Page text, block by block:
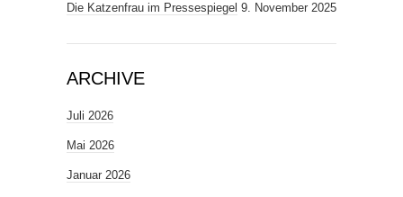
Die Katzenfrau im Pressespiegel 9. November 2025
ARCHIVE
Juli 2026
Mai 2026
Januar 2026